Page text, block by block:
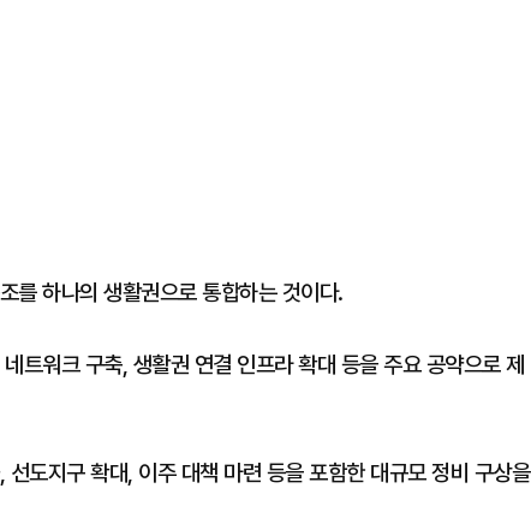
를 하나의 생활권으로 통합하는 것이다.
트워크 구축, 생활권 연결 인프라 확대 등을 주요 공약으로 제
도지구 확대, 이주 대책 마련 등을 포함한 대규모 정비 구상을